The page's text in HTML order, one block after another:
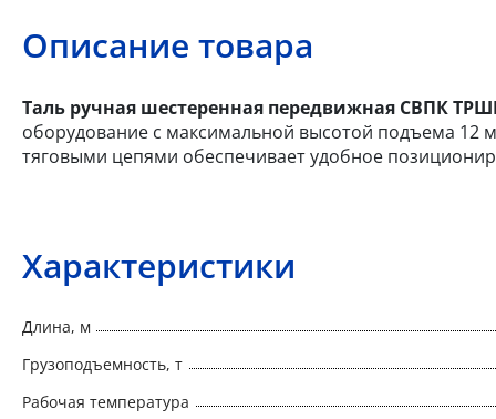
Описание товара
Таль ручная шестеренная передвижная СВПК
оборудование с максимальной высотой подъема 12
тяговыми цепями обеспечивает удобное
Характеристики
Длина, м
Грузоподъемность, т
Рабочая температура